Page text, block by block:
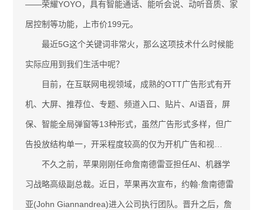
——荣耀YOYO，具有智能通话、能听会说、动听音质、家
居控制等功能，上市价199元。
最近5G这个关键词非常火，那么这项技术什么时候能
实际应用到我们生活中呢？
目前，在互联网电视领域，成熟的OTT广告形式有开
机、大屏、推荐位、专题、频道入口、贴片、AI语音，屏
保、智能全局弹窗等13种形式，虽然广告形式多样，但广
告投放结构单一，开采程度较高的仅为开机广告和视…
不久之前，苹果刚刚任命詹南德雷亚担任AI、机器学
习战略高级副总裁。近日，苹果再次宣布，约翰·詹南德雷
亚(John Giannandrea)进入公司执行团队。晋升之后，詹